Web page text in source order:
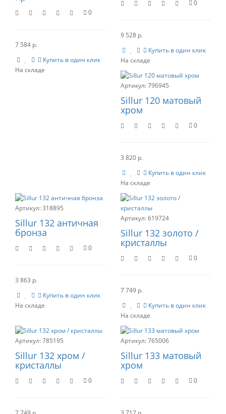
0
7 584 р.
Купить в один клик
0
9 528 р.
Купить в один клик
796945
Sillur 120 матовый
хром
0
3 820 р.
Купить в один клик
318895
Sillur 132 античная
бронза
0
3 863 р.
Купить в один клик
619724
Sillur 132 золото /
кристаллы
0
7 749 р.
Купить в один клик
785195
Sillur 132 хром /
кристаллы
0
765006
Sillur 133 матовый
хром
0